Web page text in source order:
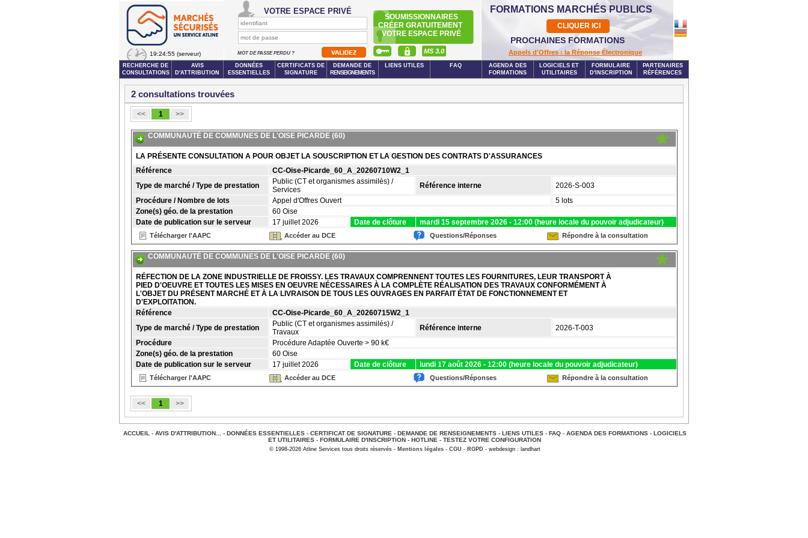
19:24:55 (serveur)
VOTRE ESPACE PRIVÉ
MOT DE PASSE PERDU ? MS 3.0
SOUMISSIONNAIRES
CRÉER GRATUITEMENT
VOTRE ESPACE PRIVÉ
FORMATIONS MARCHÉS PUBLICS
CLIQUER ICI
PROCHAINES FORMATIONS
Appels d'Offres : la Réponse Électronique
RECHERCHE DE
CONSULTATIONS
AVIS
D'ATTRIBUTION
DONNÉES
ESSENTIELLES
CERTIFICATS DE
SIGNATURE
DEMANDE DE
RENSEIGNEMENTS
LIENS UTILES FAQ
AGENDA DES
FORMATIONS
LOGICIELS ET
UTILITAIRES
FORMULAIRE
D'INSCRIPTION
PARTENAIRES
RÉFÉRENCES
2 consultations trouvées
<< 1 >>
COMMUNAUTÉ DE COMMUNES DE L'OISE PICARDE (60)
LA PRÉSENTE CONSULTATION A POUR OBJET LA SOUSCRIPTION ET LA GESTION DES CONTRATS D'ASSURANCES
Référence
CC-Oise-Picarde_60_A_20260710W2_1
Type de marché / Type de prestation
Public (CT et organismes assimilés) /
Services
Référence interne
2026-S-003
Procédure / Nombre de lots
Appel d'Offres Ouvert
5 lots
Zone(s) géo. de la prestation
60 Oise
Date de publication sur le serveur
17 juillet 2026 Date de clôture mardi 15 septembre 2026 - 12:00 (heure locale du pouvoir adjudicateur)
Télécharger l'AAPC Accéder au DCE Questions/Réponses Répondre à la consultation
COMMUNAUTÉ DE COMMUNES DE L'OISE PICARDE (60)
RÉFECTION DE LA ZONE INDUSTRIELLE DE FROISSY. LES TRAVAUX COMPRENNENT TOUTES LES FOURNITURES, LEUR TRANSPORT À
PIED D'OEUVRE ET TOUTES LES MISES EN OEUVRE NÉCESSAIRES À LA COMPLÈTE RÉALISATION DES TRAVAUX CONFORMÉMENT À
L'OBJET DU PRÉSENT MARCHÉ ET À LA LIVRAISON DE TOUS LES OUVRAGES EN PARFAIT ÉTAT DE FONCTIONNEMENT ET
D'EXPLOITATION.
Référence
CC-Oise-Picarde_60_A_20260715W2_1
Type de marché / Type de prestation
Public (CT et organismes assimilés) /
Travaux
Référence interne
2026-T-003
Procédure
Procédure Adaptée Ouverte > 90 k€
Zone(s) géo. de la prestation
60 Oise
Date de publication sur le serveur
17 juillet 2026 Date de clôture lundi 17 août 2026 - 12:00 (heure locale du pouvoir adjudicateur)
Télécharger l'AAPC Accéder au DCE Questions/Réponses Répondre à la consultation
<< 1 >>
ACCUEIL - AVIS D'ATTRIBUTION... - DONNÉES ESSENTIELLES- CERTIFICAT DE SIGNATURE - DEMANDE DE RENSEIGNEMENTS- LIENS UTILES- FAQ- AGENDA DES FORMATIONS- LOGICIELS
ET UTILITAIRES - FORMULAIRE D'INSCRIPTION - HOTLINE - TESTEZ VOTRE CONFIGURATION
© 1998-2026 Atline Services tous droits réservés - Mentions légales- CGU - RGPD - webdesign : landhart